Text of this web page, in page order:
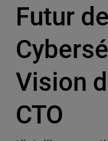
Futur
Vision
CTO